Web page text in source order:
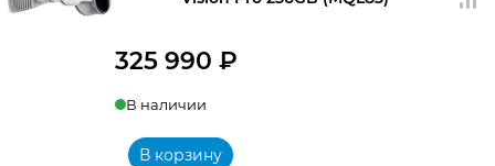
325 990 ₽
В наличии
В корзину